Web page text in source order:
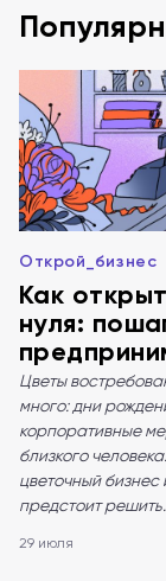
Открой_бизнес
Как
нуля:
Цветы
много: дни
корпоративные
близкого
цветочный
предстоит решить.
29 июля